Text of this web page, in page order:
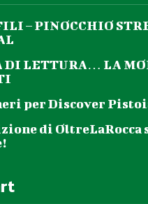
– PINOCCHIO
DI LETTURA… LA
per Discover
di OltreLaRocca